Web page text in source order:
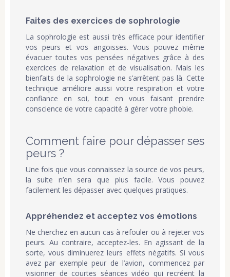
Faites des exercices de sophrologie
La sophrologie est aussi très efficace pour identifier
vos peurs et vos angoisses. Vous pouvez même
évacuer toutes vos pensées négatives grâce à des
exercices de relaxation et de visualisation. Mais les
bienfaits de la sophrologie ne s’arrêtent pas là. Cette
technique améliore aussi votre respiration et votre
confiance en soi, tout en vous faisant prendre
conscience de votre capacité à gérer votre phobie.
Comment faire pour dépasser ses
peurs ?
Une fois que vous connaissez la source de vos peurs,
la suite n’en sera que plus facile. Vous pouvez
facilement les dépasser avec quelques pratiques.
Appréhendez et acceptez vos émotions
Ne cherchez en aucun cas à refouler ou à rejeter vos
peurs. Au contraire, acceptez-les. En agissant de la
sorte, vous diminuerez leurs effets négatifs. Si vous
avez par exemple peur de l’avion, commencez par
visionner de courtes séances vidéo qui recréent la